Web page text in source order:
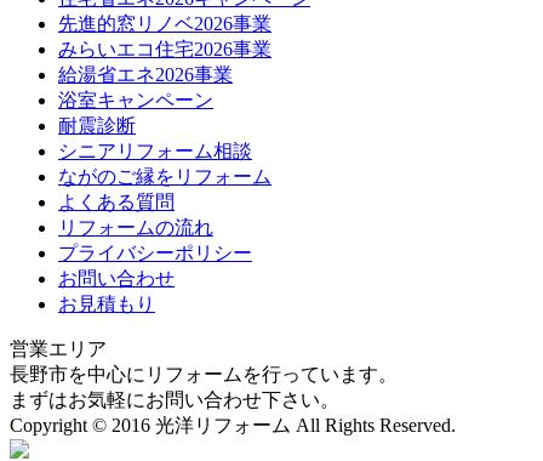
先進的窓リノベ2026事業
みらいエコ住宅2026事業
給湯省エネ2026事業
浴室キャンペーン
耐震診断
シニアリフォーム相談
ながのご縁をリフォーム
よくある質問
リフォームの流れ
プライバシーポリシー
お問い合わせ
お見積もり
営業エリア
長野市を中心にリフォームを行っています。
まずはお気軽にお問い合わせ下さい。
Copyright © 2016 光洋リフォーム All Rights Reserved.